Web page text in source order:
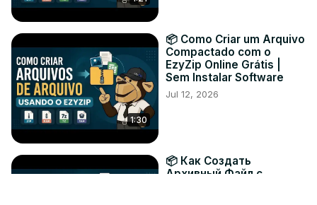
1:30
📦 Como Criar um Arquivo
Compactado com o
EzyZip Online Grátis |
Sem Instalar Software
Jul 12, 2026
📦 Как Создать
Архивный Файл с